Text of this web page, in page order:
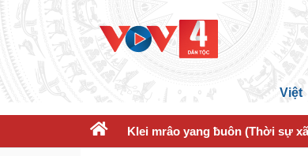
Việt
Klei mrâo yang ƀuôn (Thời sự